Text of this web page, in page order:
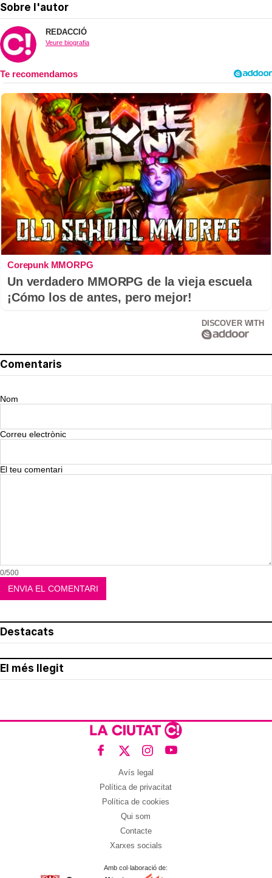
Sobre l'autor
REDACCIÓ
Veure biografia
Corepunk MMORPG
Un verdadero MMORPG de la vieja escuela
¡Cómo los de antes, pero mejor!
DISCOVER WITH
Comentaris
Nom
Correu electrònic
El teu comentari
0/500
Destacats
El més llegit
Avís legal
Política de privacitat
Política de cookies
Qui som
Contacte
Xarxes socials
Amb col·laboració de: